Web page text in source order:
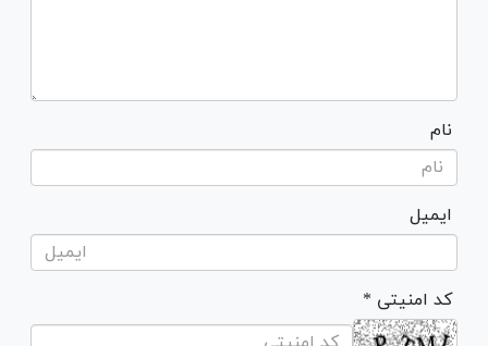
نام
ایمیل
* کد امنیتی